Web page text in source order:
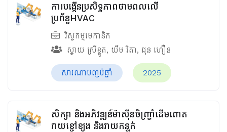
ការបង្កើនប្រសិទ្ធភាពថាមពលលើ
ប្រព័ន្ធHVAC
វិស្វកម្មមេកានិក
ស្វាយ ស្រីខ្លូត, យឹម វិតា, ជុន ហឿន
សារណាបញ្ចប់ឆ្នាំ 2025
សិក្សា និងអភិវឌ្ឍន៍ម៉ាស៊ីនចិញ្រ្ចាំដើមពោត
វាយខ្ចៅខ្យង និងវាយកន្ទក់